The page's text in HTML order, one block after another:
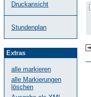
Druckansicht
Stundenplan
Extras
alle markieren
alle Markierungen
löschen